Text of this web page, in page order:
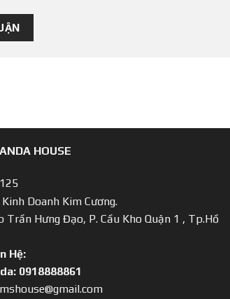
HOUSE
Kinh Doanh Kim Cương.
Hưng Đạo, P. Cầu Kho Quận 1 , Tp.Hồ
Hệ:
0918888861